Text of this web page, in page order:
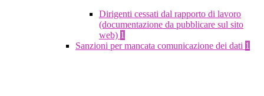
Dirigenti cessati dal rapporto di lavoro
(documentazione da pubblicare sul sito
web) 1
Sanzioni per mancata comunicazione dei dati 1